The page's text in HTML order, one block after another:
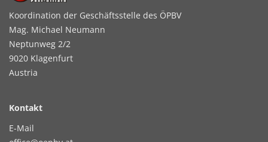
Koordination der Geschäftsstelle des ÖPBV
Mag. Michael Neumann
Neptunweg 2/2
9020 Klagenfurt
Austria
Kontakt
E-Mail